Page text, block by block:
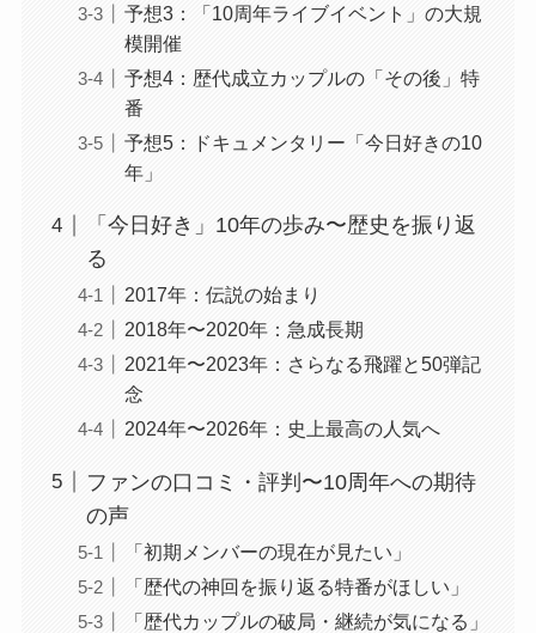
予想3：「10周年ライブイベント」の大規
模開催
予想4：歴代成立カップルの「その後」特
番
予想5：ドキュメンタリー「今日好きの10
年」
「今日好き」10年の歩み〜歴史を振り返
る
2017年：伝説の始まり
2018年〜2020年：急成長期
2021年〜2023年：さらなる飛躍と50弾記
念
2024年〜2026年：史上最高の人気へ
ファンの口コミ・評判〜10周年への期待
の声
「初期メンバーの現在が見たい」
「歴代の神回を振り返る特番がほしい」
「歴代カップルの破局・継続が気になる」